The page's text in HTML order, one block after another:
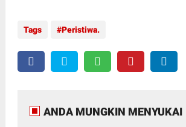
Tags Peristiwa.
ANDA MUNGKIN MENYUKAI